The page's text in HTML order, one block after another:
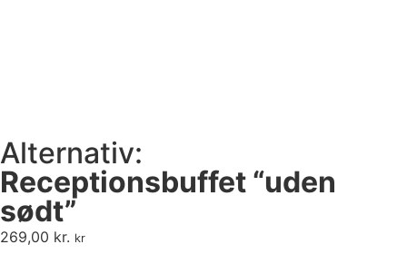
Alternativ:
Receptionsbuffet “uden
sødt”
269,00 kr. kr